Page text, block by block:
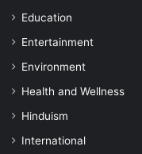
Education
Entertainment
Environment
Health and Wellness
Hinduism
International